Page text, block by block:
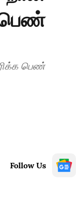
பெண்
பெண்
Follow Us